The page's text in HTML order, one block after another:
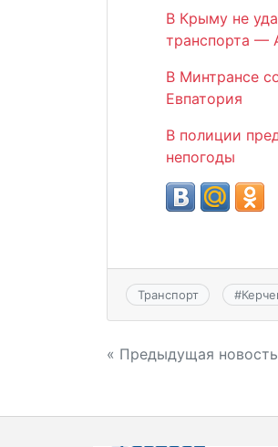
В Крыму не
транспорта —
В Минтрансе
Евпатория
В полиции
непогоды
Транспорт #
Навигация
записям
« Предыдущая новость